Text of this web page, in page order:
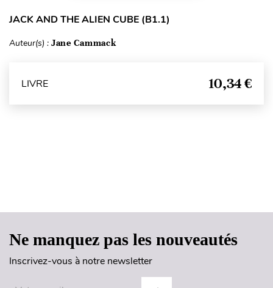
JACK AND THE ALIEN CUBE (B1.1)
Auteur(s) : Jane Cammack
LIVRE 10,34 €
Ne manquez pas les nouveautés
Inscrivez-vous à notre newsletter